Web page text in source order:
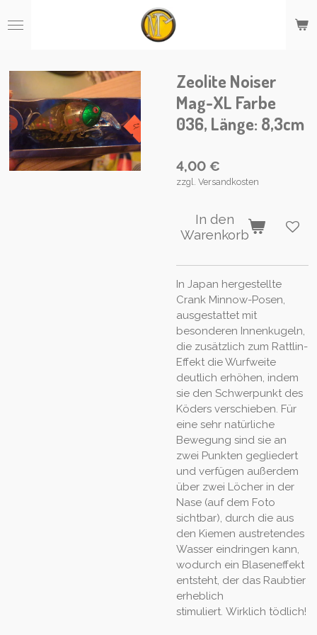
Hauptinhalt
Zeolite Noiser
Mag-XL Farbe
036, Länge: 8,3cm
4,00 €
zzgl. Versandkosten
In den
Warenkorb
In Japan hergestellte
Crank Minnow-Posen,
ausgestattet mit
besonderen Innenkugeln,
die zusätzlich zum Rattlin-
Effekt die Wurfweite
deutlich erhöhen, indem
sie den Schwerpunkt des
Köders verschieben. Für
eine sehr natürliche
Bewegung sind sie an
zwei Punkten gegliedert
und verfügen außerdem
über zwei Löcher in der
Nase (auf dem Foto
sichtbar), durch die aus
den Kiemen austretendes
Wasser eindringen kann,
wodurch ein Blaseneffekt
entsteht, der das Raubtier
erheblich
stimuliert. Wirklich tödlich!